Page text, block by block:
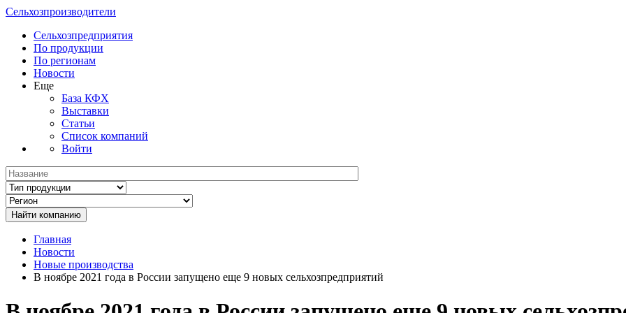
Сельхозпроизводители
Сельхозпредприятия
По продукции
По регионам
Новости
Еще
База КФХ
Выставки
Статьи
Список компаний
Войти
Главная
Новости
Новые производства
В ноябре 2021 года в России запущено еще 9 новых сельхозпредприятий